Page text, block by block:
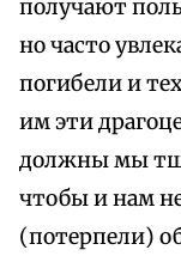
получают
но часто
погибели и
им эти
должны мы
чтобы и нам
(потерпели)